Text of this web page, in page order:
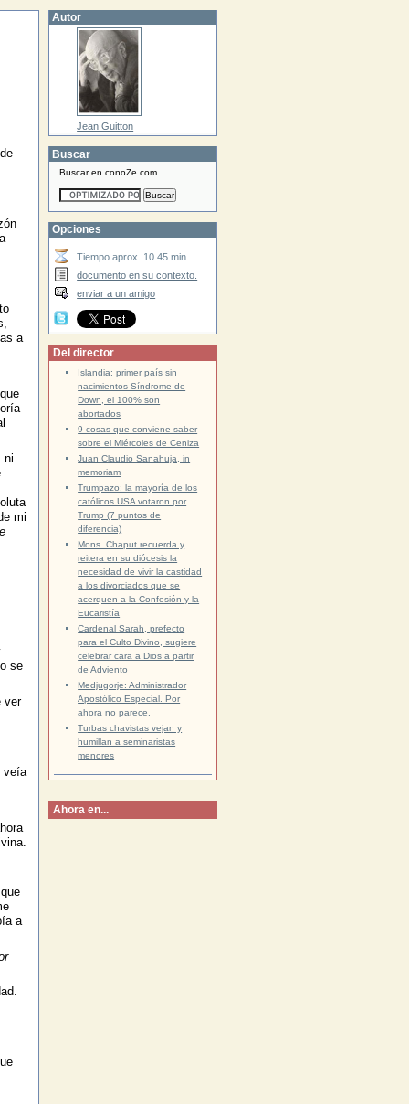
a
ni
mi
se
ver
veía
a
Autor
Jean Guitton
Buscar
Buscar en conoZe.com
Opciones
Tiempo aprox. 10.45 min
documento en su contexto.
enviar a un amigo
Del director
Islandia: primer país sin
nacimientos Síndrome de
Down, el 100% son
abortados
9 cosas que conviene saber
sobre el Miércoles de Ceniza
Juan Claudio Sanahuja, in
memoriam
Trumpazo: la mayoría de los
católicos USA votaron por
Trump (7 puntos de
diferencia)
Mons. Chaput recuerda y
reitera en su diócesis la
necesidad de vivir la castidad
a los divorciados que se
acerquen a la Confesión y la
Eucaristía
Cardenal Sarah, prefecto
para el Culto Divino, sugiere
celebrar cara a Dios a partir
de Adviento
Medjugorje: Administrador
Apostólico Especial. Por
ahora no parece.
Turbas chavistas vejan y
humillan a seminaristas
menores
Ahora en...